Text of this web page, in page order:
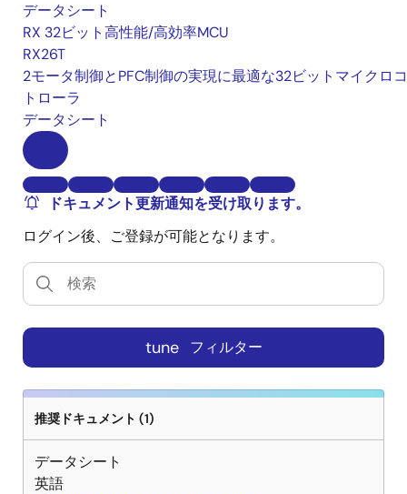
データシート
RX 32ビット高性能/高効率MCU
RX26T
2モータ制御とPFC制御の実現に最適な32ビットマイクロ
トローラ
データシート
ドキュメント更新通知を受け取ります。
ログイン後、ご登録が可能となります。
tune フィルター
推奨ドキュメント (1)
データシート
英語